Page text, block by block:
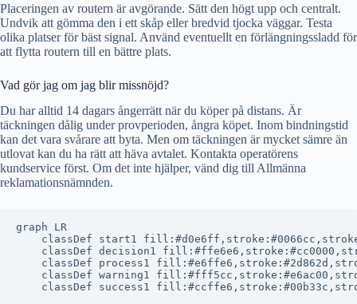
Placeringen av routern är avgörande. Sätt den högt upp och centralt.
Undvik att gömma den i ett skåp eller bredvid tjocka väggar. Testa
olika platser för bäst signal. Använd eventuellt en förlängningssladd för
att flytta routern till en bättre plats.
Vad gör jag om jag blir missnöjd?
Du har alltid 14 dagars ångerrätt när du köper på distans. Är
täckningen dålig under provperioden, ångra köpet. Inom bindningstid
kan det vara svårare att byta. Men om täckningen är mycket sämre än
utlovat kan du ha rätt att häva avtalet. Kontakta operatörens
kundservice först. Om det inte hjälper, vänd dig till Allmänna
reklamationsnämnden.
graph LR
classDef start1
classDef decision1
classDef process1
classDef warning1
classDef success1